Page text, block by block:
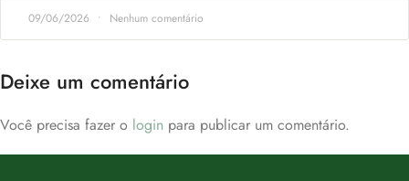
09/06/2026 Nenhum comentário
Deixe um comentário
Você precisa fazer o login para publicar um comentário.